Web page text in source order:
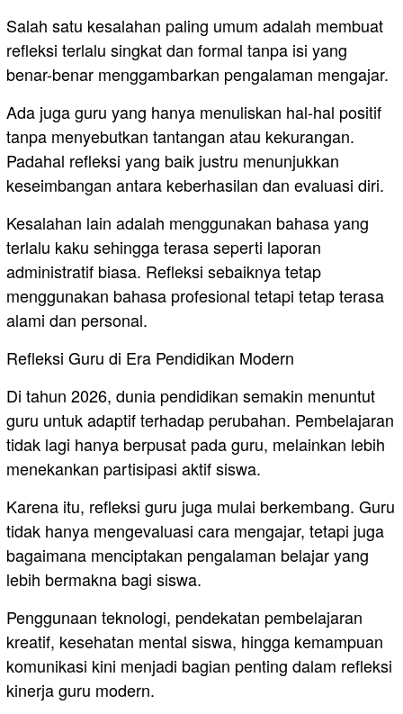
Salah satu kesalahan paling umum adalah membuat
refleksi terlalu singkat dan formal tanpa isi yang
benar-benar menggambarkan pengalaman mengajar.
Ada juga guru yang hanya menuliskan hal-hal positif
tanpa menyebutkan tantangan atau kekurangan.
Padahal refleksi yang baik justru menunjukkan
keseimbangan antara keberhasilan dan evaluasi diri.
Kesalahan lain adalah menggunakan bahasa yang
terlalu kaku sehingga terasa seperti laporan
administratif biasa. Refleksi sebaiknya tetap
menggunakan bahasa profesional tetapi tetap terasa
alami dan personal.
Refleksi Guru di Era Pendidikan Modern
Di tahun 2026, dunia pendidikan semakin menuntut
guru untuk adaptif terhadap perubahan. Pembelajaran
tidak lagi hanya berpusat pada guru, melainkan lebih
menekankan partisipasi aktif siswa.
Karena itu, refleksi guru juga mulai berkembang. Guru
tidak hanya mengevaluasi cara mengajar, tetapi juga
bagaimana menciptakan pengalaman belajar yang
lebih bermakna bagi siswa.
Penggunaan teknologi, pendekatan pembelajaran
kreatif, kesehatan mental siswa, hingga kemampuan
komunikasi kini menjadi bagian penting dalam refleksi
kinerja guru modern.